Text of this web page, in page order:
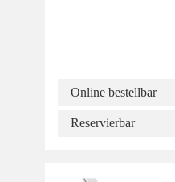
Online bestellbar
Reservierbar